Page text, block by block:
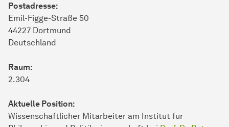
Postadresse:
Emil-Figge-Straße 50
44227 Dortmund
Deutschland
Raum:
2.304
Aktuelle Position:
Wissenschaftlicher Mitarbeiter am Institut für